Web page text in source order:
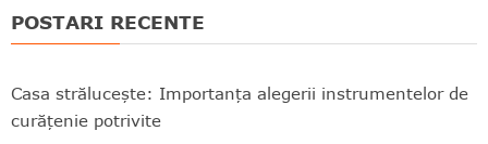
POSTARI RECENTE
Casa strălucește: Importanța alegerii instrumentelor de
curățenie potrivite